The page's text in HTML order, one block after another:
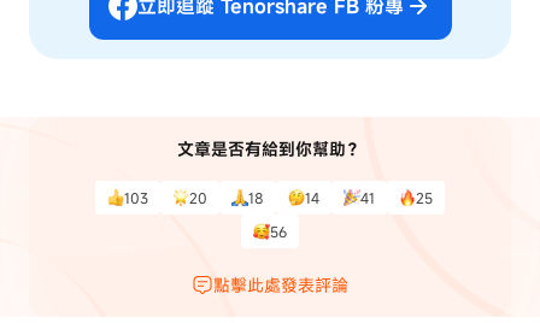
立即追蹤 Tenorshare FB 粉專
文章是否有給到你幫助？
103 20 18 14 41
25
56
點擊此處發表評論